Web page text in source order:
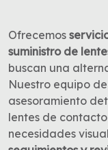
Ofrecemos
suministro de
buscan una
Nuestro equipo
asesoramiento
lentes de
necesidades